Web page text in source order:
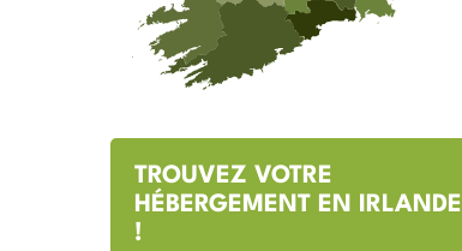
TROUVEZ VOTRE
HÉBERGEMENT EN IRLANDE
!